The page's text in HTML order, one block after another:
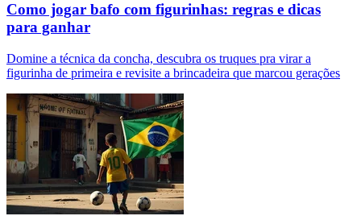
Como jogar bafo com figurinhas: regras e dicas
para ganhar
Domine a técnica da concha, descubra os truques pra virar a
figurinha de primeira e revisite a brincadeira que marcou gerações